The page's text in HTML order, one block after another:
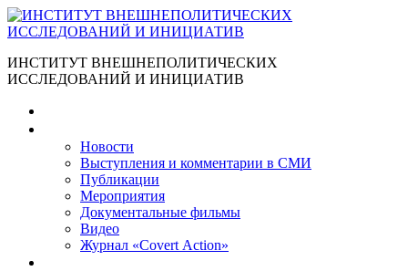
ИНСТИТУТ ВНЕШНЕПОЛИТИЧЕСКИХ
ИССЛЕДОВАНИЙ И ИНИЦИАТИВ
Новости
Выступления и коммента­рии в СМИ
Публикации
Мероприятия
Документальные фильмы
Видео
Журнал «Covert Action»